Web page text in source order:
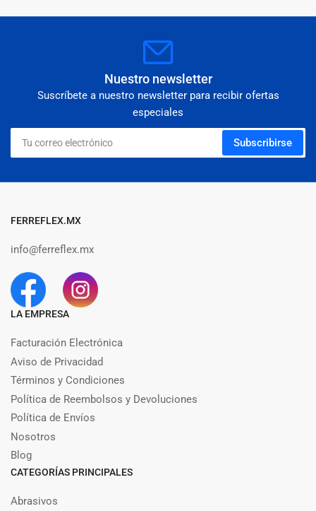
Nuestro newsletter
Suscríbete a nuestro newsletter para recibir ofertas
especiales
Tu
correo
electrónico
Subscribirse
FERREFLEX.MX
info@ferreflex.mx
LA EMPRESA
Facturación Electrónica
Aviso de Privacidad
Términos y Condiciones
Política de Reembolsos y Devoluciones
Política de Envíos
Nosotros
Blog
CATEGORÍAS PRINCIPALES
Abrasivos